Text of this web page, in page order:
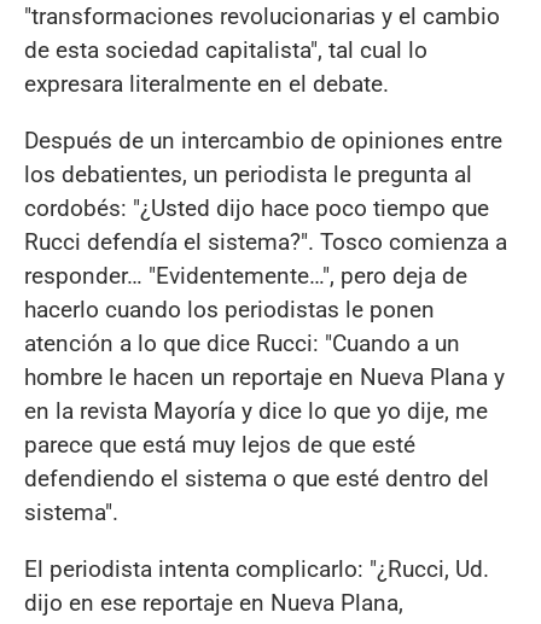
"transformaciones revolucionarias y el cambio
de esta sociedad capitalista", tal cual lo
expresara literalmente en el debate.
Después de un intercambio de opiniones entre
los debatientes, un periodista le pregunta al
cordobés: "¿Usted dijo hace poco tiempo que
Rucci defendía el sistema?". Tosco comienza a
responder… "Evidentemente…", pero deja de
hacerlo cuando los periodistas le ponen
atención a lo que dice Rucci: "Cuando a un
hombre le hacen un reportaje en Nueva Plana y
en la revista Mayoría y dice lo que yo dije, me
parece que está muy lejos de que esté
defendiendo el sistema o que esté dentro del
sistema".
El periodista intenta complicarlo: "¿Rucci, Ud.
dijo en ese reportaje en Nueva Plana,